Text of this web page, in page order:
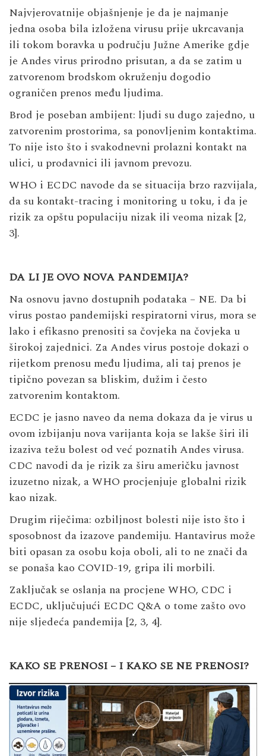
Najvjerovatnije objašnjenje je da je najmanje
jedna osoba bila izložena virusu prije ukrcavanja
ili tokom boravka u području Južne Amerike gdje
je Andes virus prirodno prisutan, a da se zatim u
zatvorenom brodskom okruženju dogodio
ograničen prenos među ljudima.
Brod je poseban ambijent: ljudi su dugo zajedno, u
zatvorenim prostorima, sa ponovljenim kontaktima.
To nije isto što i svakodnevni prolazni kontakt na
ulici, u prodavnici ili javnom prevozu.
WHO i ECDC navode da se situacija brzo razvijala,
da su kontakt-tracing i monitoring u toku, i da je
rizik za opštu populaciju nizak ili veoma nizak [2,
3].
DA LI JE OVO NOVA PANDEMIJA?
Na osnovu javno dostupnih podataka – NE. Da bi
virus postao pandemijski respiratorni virus, mora se
lako i efikasno prenositi sa čovjeka na čovjeka u
širokoj zajednici. Za Andes virus postoje dokazi o
rijetkom prenosu među ljudima, ali taj prenos je
tipično povezan sa bliskim, dužim i često
zatvorenim kontaktom.
ECDC je jasno naveo da nema dokaza da je virus u
ovom izbijanju nova varijanta koja se lakše širi ili
izaziva težu bolest od već poznatih Andes virusa.
CDC navodi da je rizik za širu američku javnost
izuzetno nizak, a WHO procjenjuje globalni rizik
kao nizak.
Drugim riječima: ozbiljnost bolesti nije isto što i
sposobnost da izazove pandemiju. Hantavirus može
biti opasan za osobu koja oboli, ali to ne znači da
se ponaša kao COVID-19, gripa ili morbili.
Zaključak se oslanja na procjene WHO, CDC i
ECDC, uključujući ECDC Q&A o tome zašto ovo
nije sljedeća pandemija [2, 3, 4].
KAKO SE PRENOSI – I KAKO SE NE PRENOSI?